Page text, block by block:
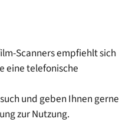
Scanners empfiehlt sich
eine telefonische
und geben Ihnen gerne
zur Nutzung.